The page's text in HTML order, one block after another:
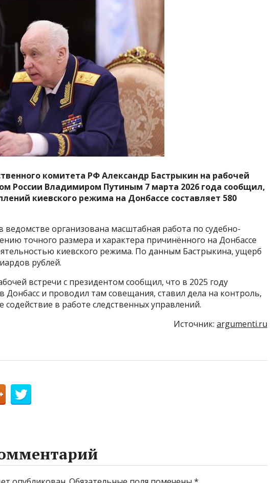
комитета РФ Александр Бастрыкин на рабочей
России Владимиром Путиным 7 марта 2026 года сообщил,
киевского режима на Донбассе составляет 580
ведомстве организована масштабная работа по судебно-
точного размера и характера причинённого на Донбассе
киевского режима. По данным Бастрыкина, ущерб
рублей.
встречи с президентом сообщил, что в 2025 году
Донбасс и проводил там совещания, ставил дела на контроль,
в работе следственных управлений.
Источник: argumenti.ru